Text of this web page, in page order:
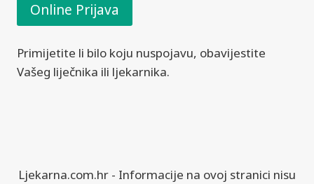
Online Prijava
Primijetite li bilo koju nuspojavu, obavijestite
Vašeg liječnika ili ljekarnika.
Ljekarna.com.hr - Informacije na ovoj stranici nisu